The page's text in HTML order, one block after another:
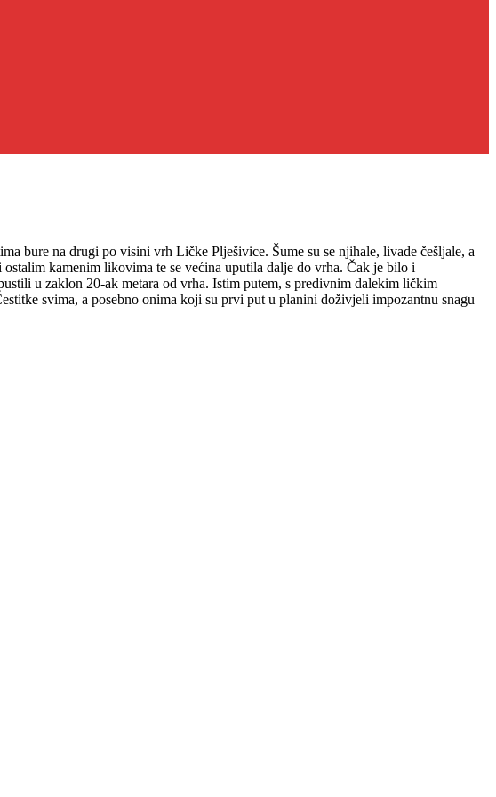
bure na drugi po visini vrh Ličke Plješivice. Šume su se njihale, livade češljale, a
kamenim likovima te se većina uputila dalje do vrha. Čak je bilo i
u zaklon 20-ak metara od vrha. Istim putem, s predivnim dalekim ličkim
svima, a posebno onima koji su prvi put u planini doživjeli impozantnu snagu